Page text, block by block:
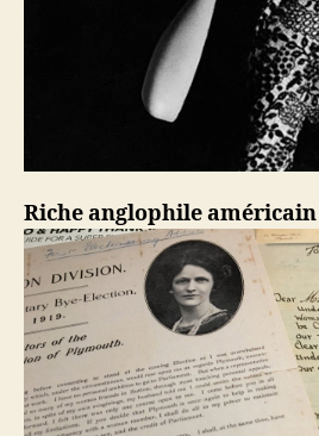
Riche anglophile américain